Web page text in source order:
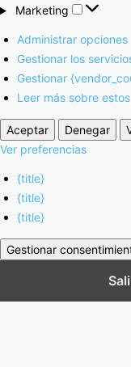
Marketing
Administrar opciones
Gestionar los
Gestionar
Leer más sobre
Aceptar Denegar
Ver preferencias
{title}
{title}
{title}
Gestionar